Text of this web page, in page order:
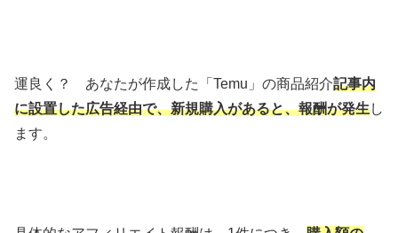
運良く？ あなたが作成した「Temu」の商品紹介記事内
に設置した広告経由で、新規購入があると、報酬が発生し
ます。